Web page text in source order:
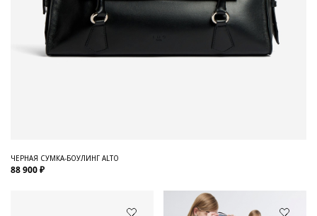
ЧЕРНАЯ СУМКА-БОУЛИНГ ALTO
88 900 ₽